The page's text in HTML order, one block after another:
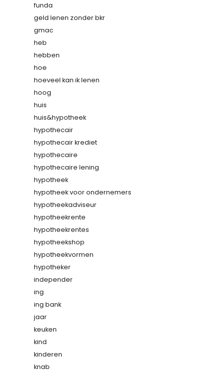
funda
geld lenen zonder bkr
gmac
heb
hebben
hoe
hoeveel kan ik lenen
hoog
huis
huis&hypotheek
hypothecair
hypothecair krediet
hypothecaire
hypothecaire lening
hypotheek
hypotheek voor ondernemers
hypotheekadviseur
hypotheekrente
hypotheekrentes
hypotheekshop
hypotheekvormen
hypotheker
independer
ing
ing bank
jaar
keuken
kind
kinderen
knab